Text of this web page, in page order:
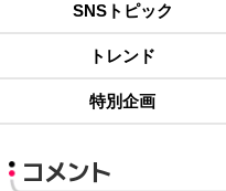
SNSトピック
トレンド
特別企画
コメント